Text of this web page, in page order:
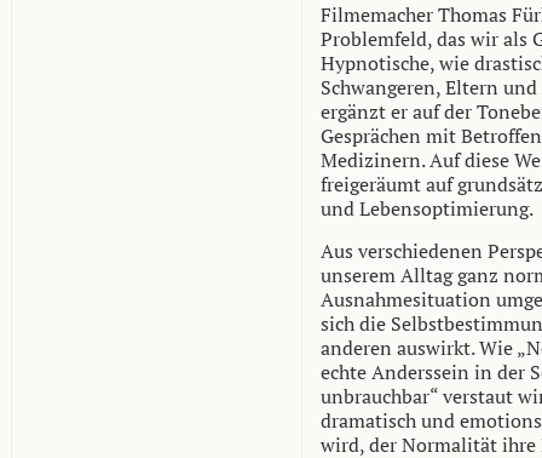
Filmemacher Thomas
Problemfeld, das wir als
Hypnotische, wie
Schwangeren, Eltern
ergänzt er auf der
Gesprächen mit
Medizinern. Auf diese
freigeräumt auf
und Lebensoptimierung.
Aus verschiedenen
unserem Alltag ganz
Ausnahmesituation
sich die
anderen auswirkt. Wie
echte Anderssein in der
unbrauchbar“ verstaut
dramatisch und
wird, der Normalität ihre